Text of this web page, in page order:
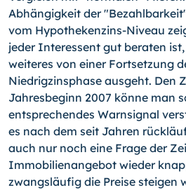
Abhängigkeit der
vom Hypothekenzins-Niveau
jeder Interessent gut beraten
weiteres von einer Fortsetzung
Niedrigzinsphase ausgeht. Den
Jahresbeginn 2007 könne man
entsprechendes Warnsignal
es nach dem seit Jahren
auch nur noch eine Frage der
Immobilienangebot wieder
zwangsläufig die Preise steigen